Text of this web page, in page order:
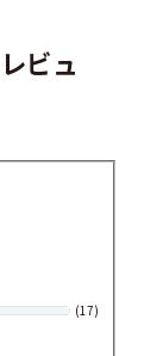
ビュ
(17)